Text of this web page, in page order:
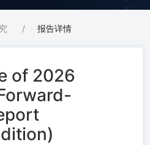
/ 报告详情
of 2026